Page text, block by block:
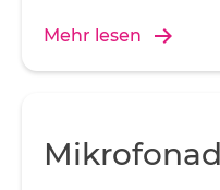
Mehr lesen